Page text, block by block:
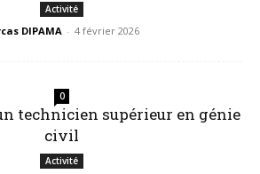
Activité
DIPAMA - 4 février 2026
0
technicien supérieur en génie
civil
Activité